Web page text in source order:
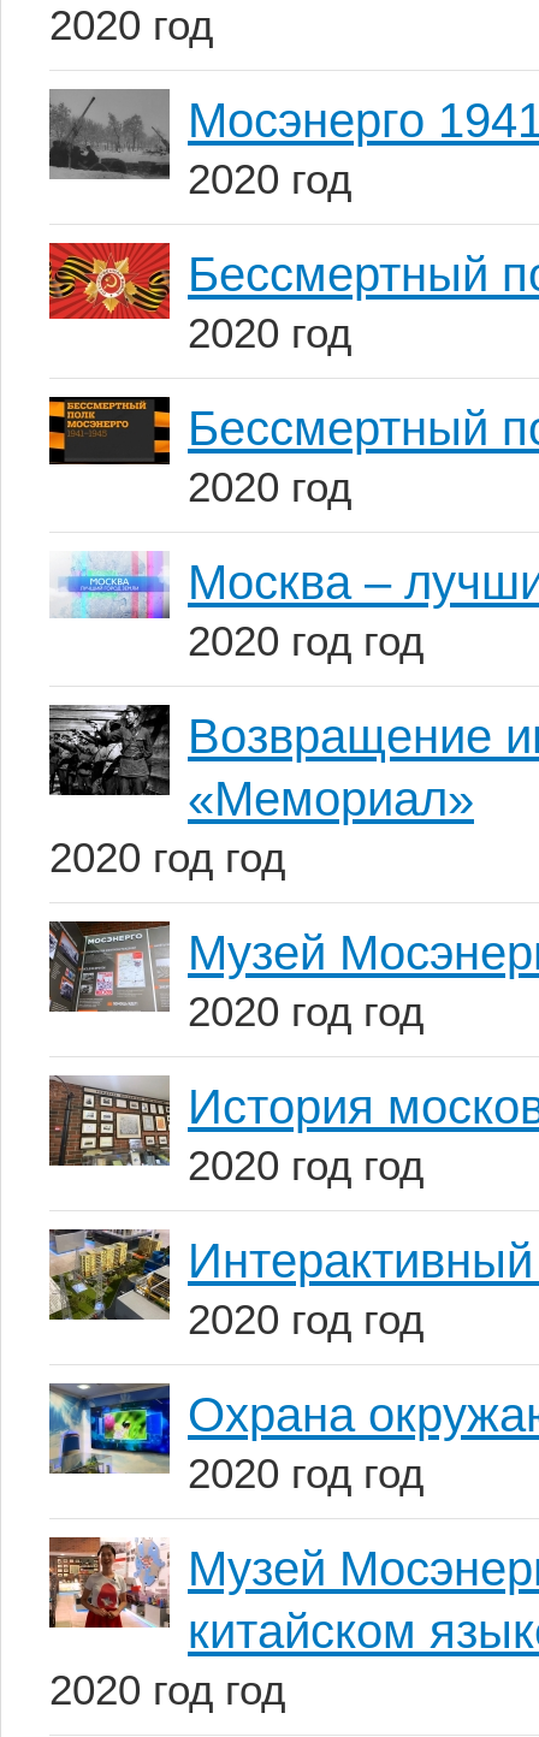
2020 год
Мосэнерго
2020 год
Бессмертный
2020 год
Бессмертный
2020 год
Москва –
2020 год год
Возвращение
«Мемориал»
2020 год год
Музей
2020 год год
История
2020 год год
2020 год год
Охрана
2020 год год
Музей
китайском
2020 год год